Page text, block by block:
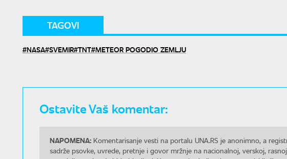
TAGOVI
NASA SVEMIR TNT METEOR POGODIO ZEMLJU
Ostavite Vaš komentar:
NAPOMENA: Komentarisanje vesti na portalu UNA.RS je anonimno, a
sadrže psovke, uvrede, pretnje i govor mržnje na nacionalnoj, verskoj,